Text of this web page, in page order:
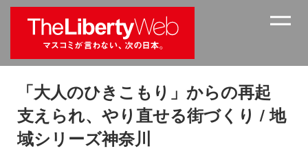
「大人のひきこもり」からの再起
支えられ、やり直せる街づくり / 地
域シリーズ神奈川